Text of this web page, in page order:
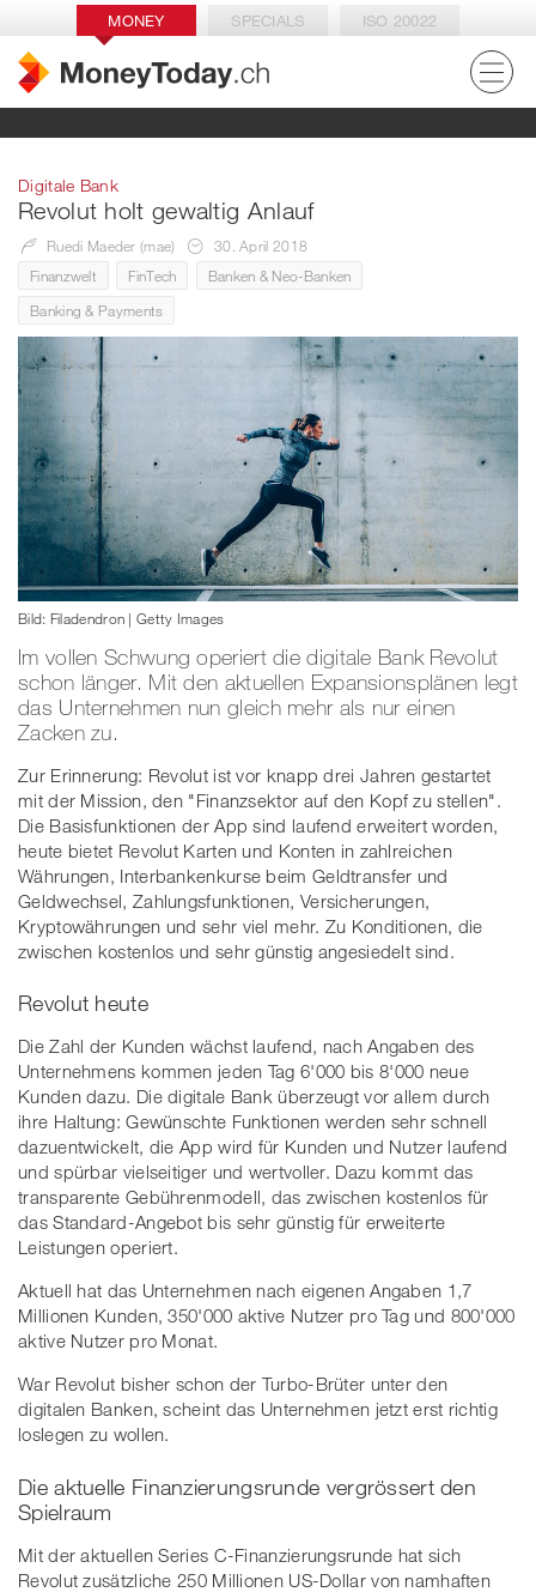
MONEY SPECIALS ISO 20022
Digitale Bank
Revolut holt gewaltig Anlauf
Ruedi Maeder (mae)
30. April 2018
Finanzwelt
FinTech
Banken & Neo-Banken
Banking & Payments
Bild: Filadendron | Getty Images
Im vollen Schwung operiert die digitale Bank Revolut
schon länger. Mit den aktuellen Expansionsplänen legt
das Unternehmen nun gleich mehr als nur einen
Zacken zu.
Zur Erinnerung: Revolut ist vor knapp drei Jahren gestartet
mit der Mission, den "Finanzsektor auf den Kopf zu stellen".
Die Basisfunktionen der App sind laufend erweitert worden,
heute bietet Revolut Karten und Konten in zahlreichen
Währungen, Interbankenkurse beim Geldtransfer und
Geldwechsel, Zahlungsfunktionen, Versicherungen,
Kryptowährungen und sehr viel mehr. Zu Konditionen, die
zwischen kostenlos und sehr günstig angesiedelt sind.
Revolut heute
Die Zahl der Kunden wächst laufend, nach Angaben des
Unternehmens kommen jeden Tag 6'000 bis 8'000 neue
Kunden dazu. Die digitale Bank überzeugt vor allem durch
ihre Haltung: Gewünschte Funktionen werden sehr schnell
dazuentwickelt, die App wird für Kunden und Nutzer laufend
und spürbar vielseitiger und wertvoller. Dazu kommt das
transparente Gebührenmodell, das zwischen kostenlos für
das Standard-Angebot bis sehr günstig für erweiterte
Leistungen operiert.
Aktuell hat das Unternehmen nach eigenen Angaben 1,7
Millionen Kunden, 350'000 aktive Nutzer pro Tag und 800'000
aktive Nutzer pro Monat.
War Revolut bisher schon der Turbo-Brüter unter den
digitalen Banken, scheint das Unternehmen jetzt erst richtig
loslegen zu wollen.
Die aktuelle Finanzierungsrunde vergrössert den
Spielraum
Mit der aktuellen Series C-Finanzierungsrunde hat sich
Revolut zusätzliche 250 Millionen US-Dollar von namhaften